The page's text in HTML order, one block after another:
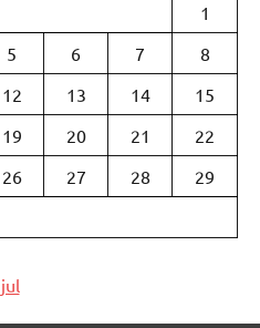
1
5 6 7
8
12 13 14
15
19 20 21
22
26 27 28
29